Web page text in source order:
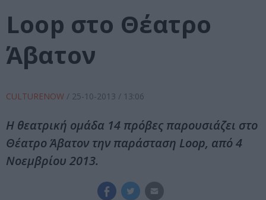
Loop στο Θέατρο
Άβατον
CULTURENOW / 25-10-2013 / 13:06
Η θεατρική ομάδα 14 πρόβες παρουσιάζει στο
Θέατρο Άβατον την παράσταση Loop, από 4
Νοεμβρίου 2013.